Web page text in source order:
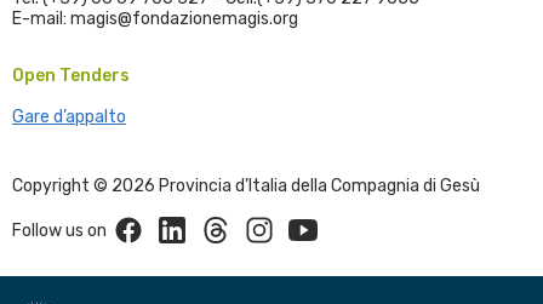
E-mail: magis@fondazionemagis.org
Open Tenders
Gare d’appalto
Copyright © 2026 Provincia d’Italia della Compagnia di Gesù
Follow us on FacebookLinkedinThreadsInstagramYoutube